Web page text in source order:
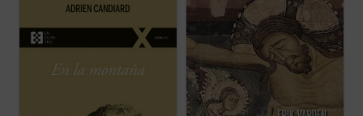
Adrien Candiard nos conduce al corazón
proclama las Bienaventuranzas y propone
exigencias que parecen inalcanzables:
¿Qué hacer cuando el sufrimiento se
vuelve insoportable y las respuestas
convencionales ya no bastan? El monje y
obispo Erik Varden nos propone un camino.
Inspirándose en un antiguo poema
cisterciense, este libro nos invita a
contemplar ...